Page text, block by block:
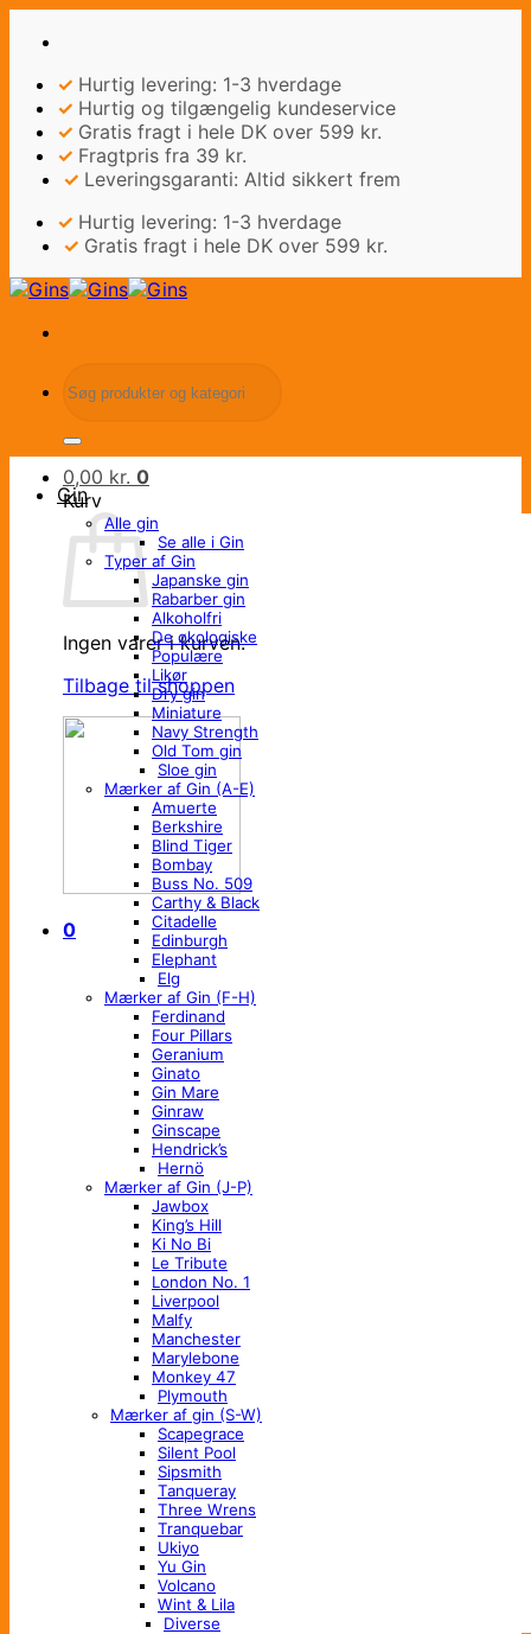
✓ Hurtig levering: 1-3 hverdage
✓ Hurtig og tilgængelig kundeservice
✓ Gratis fragt i hele DK over 599 kr.
✓ Fragtpris fra 39 kr.
✓ Leveringsgaranti: Altid sikkert frem
✓ Hurtig levering: 1-3 hverdage
✓ Gratis fragt i hele DK over 599 kr.
efter:
0,00 kr. 0
Kurv
Ingen varer i kurven.
Tilbage til shoppen
0
Gin
Alle gin
Se alle i Gin
Typer af Gin
Japanske gin
Rabarber gin
Alkoholfri
De økologiske
Populære
Likør
Dry gin
Miniature
Navy Strength
Old Tom gin
Sloe gin
Mærker af Gin (A-E)
Amuerte
Berkshire
Blind Tiger
Bombay
Buss No. 509
Carthy & Black
Citadelle
Edinburgh
Elephant
Elg
Mærker af Gin (F-H)
Ferdinand
Four Pillars
Geranium
Ginato
Gin Mare
Ginraw
Ginscape
Hendrick’s
Hernö
Mærker af Gin (J-P)
Jawbox
King’s Hill
Ki No Bi
Le Tribute
London No. 1
Liverpool
Malfy
Manchester
Marylebone
Monkey 47
Plymouth
Mærker af gin (S-W)
Scapegrace
Silent Pool
Sipsmith
Tanqueray
Three Wrens
Tranquebar
Ukiyo
Yu Gin
Volcano
Wint & Lila
Diverse